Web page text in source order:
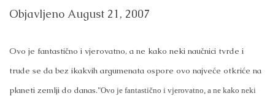
Objavljeno August 21, 2007
Ovo je fantastično i vjerovatno, a ne kako neki naučnici tvrde i
trude se da bez ikakvih argumenata ospore ovo najveće otkriće na
planeti zemlji do danas."Ovo je fantastično i vjerovatno, a ne kako neki